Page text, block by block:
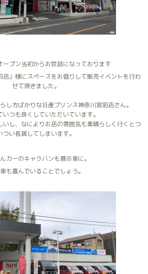
ープン当初からお世話になっております
店」様にスペースをお借りして販売イベントを行わ
せて頂きました。
し方ばかりな日産プリンス神奈川宮前店さん。
いつも良くしていただいています。
いし、なによりお店の雰囲気も素晴らしく行くとつ
つい長居してしまいます。
カーのキャラバンも展示車に。
も喜んでいることでしょう。